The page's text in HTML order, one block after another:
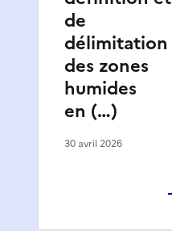
de
délimitation
des zones
humides
en (…)
30 avril 2026